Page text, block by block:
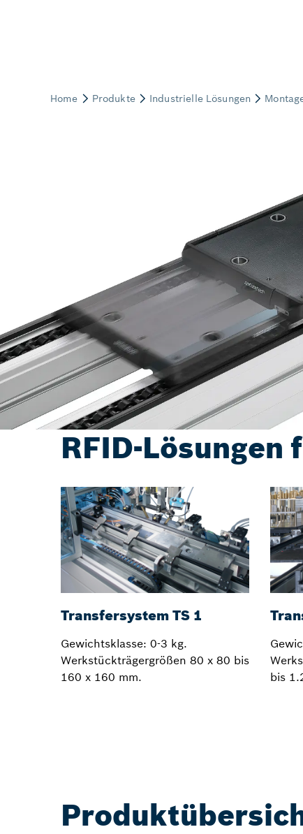
RFID-Lösungen
Transfersystem TS 1
Gewichtsklasse: 0-3 kg.
Werkstückträgergrößen 80 x 80 bis
160 x 160 mm.
bis